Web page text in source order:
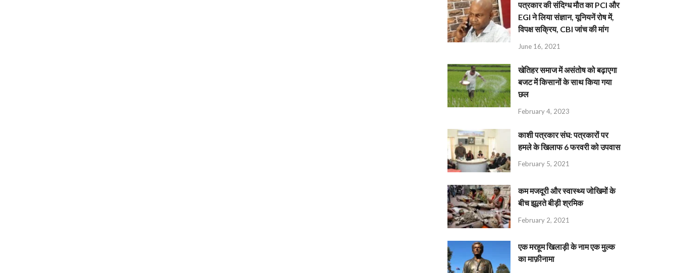
पत्रकार की संदिग्ध मौत का PCI और
EGI ने लिया संज्ञान, यूनियनें रोष में,
विपक्ष सक्रिय, CBI जांच की मांग
June 16, 2021
खेतिहर समाज में असंतोष को बढ़ाएगा
बजट में किसानों के साथ किया गया
छल
February 4, 2023
काशी पत्रकार संघ: पत्रकारों पर
हमले के खिलाफ 6 फरवरी को उपवास
February 5, 2021
कम मजदूरी और स्वास्थ्य जोखिमों के
बीच झूलते बीड़ी श्रमिक
February 2, 2021
एक मरहूम खिलाड़ी के नाम एक मुल्क
का माफ़ीनामा